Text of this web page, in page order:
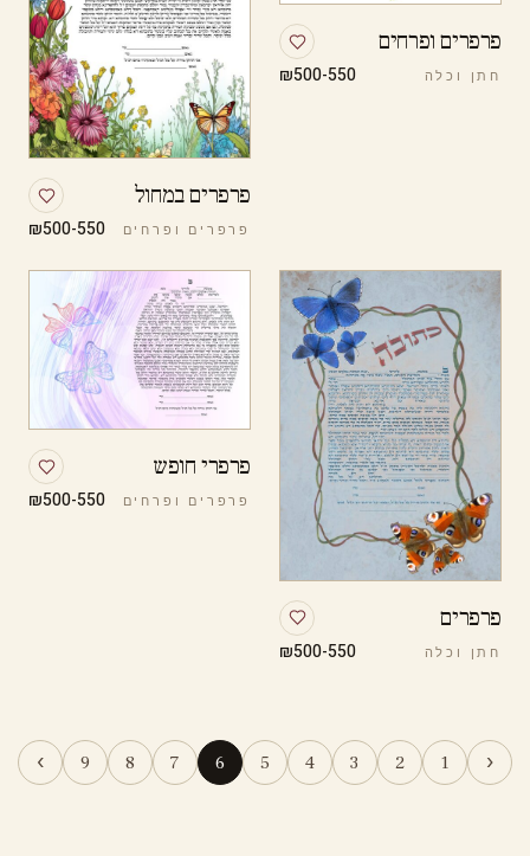
פרפרים ופרחים
חתן וכלה ₪500-550
פרפרים במחול
פרפרים ופרחים ₪500-550
פרפרים
חתן וכלה ₪500-550
פרפרי חופש
פרפרים ופרחים ₪500-550
‹
1
2
3
4
5
6
7
8
9
›